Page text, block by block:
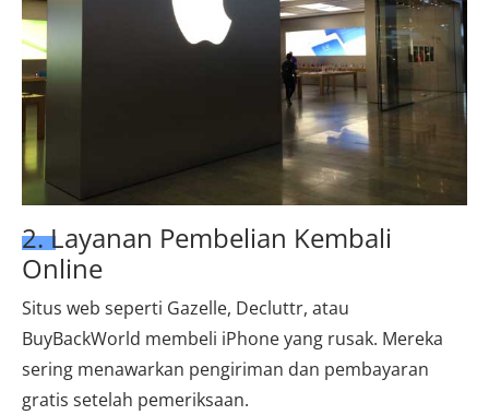
2. Layanan Pembelian Kembali
Online
Situs web seperti Gazelle, Decluttr, atau
BuyBackWorld membeli iPhone yang rusak. Mereka
sering menawarkan pengiriman dan pembayaran
gratis setelah pemeriksaan.